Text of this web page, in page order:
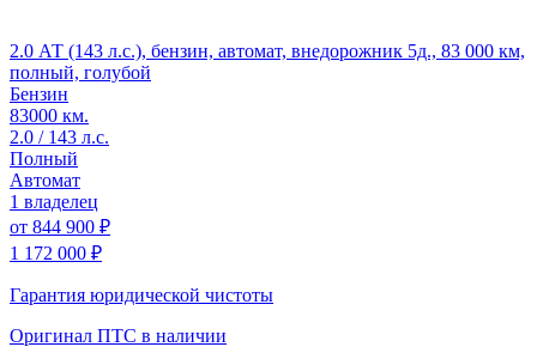
2.0 АТ (143 л.с.), бензин, автомат, внедорожник 5д., 83 000 км,
полный, голубой
Бензин
83000 км.
2.0 / 143 л.с.
Полный
Автомат
1 владелец
от 844 900 ₽
1 172 000 ₽
Гарантия юридической чистоты
Оригинал ПТС в наличии